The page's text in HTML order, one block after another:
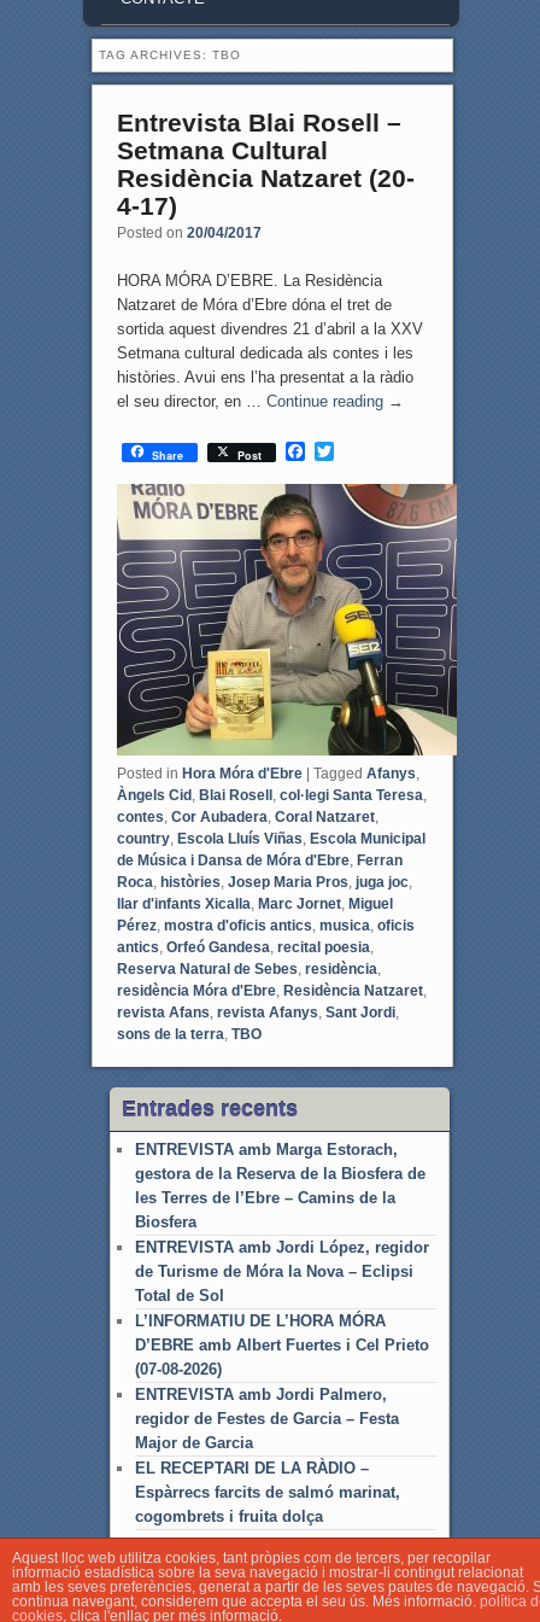
TAG ARCHIVES: TBO
Entrevista Blai Rosell –
Setmana Cultural
Residència Natzaret (20-
4-17)
Posted on 20/04/2017
HORA MÓRA D’EBRE. La Residència
Natzaret de Móra d’Ebre dóna el tret de
sortida aquest divendres 21 d’abril a la XXV
Setmana cultural dedicada als contes i les
històries. Avui ens l’ha presentat a la ràdio
el seu director, en … Continue reading →
Share Post
F
c
e
b
o
o
k
T
i
e
r
Posted in Hora Móra d'Ebre | Tagged Afanys
Àngels Cid, Blai Rosell, col·legi Santa Teresa
contes Cor Aubadera Coral Natzaret,
country, Escola Lluís Viñas Escola Municipal
de Música i Dansa de Móra d'Ebre, Ferran
Roca històries Josep Maria Pros juga joc,
llar d'infants Xicalla Marc Jornet, Miguel
Pérez, mostra d'oficis antics musica oficis
antics Orfeó Gandesa recital poesia
Reserva Natural de Sebes residència
residència Móra d'Ebre, Residència Natzaret,
revista Afans revista Afanys Sant Jordi,
sons de la terra TBO
Entrades recents
ENTREVISTA amb Marga Estorach,
gestora de la Reserva de la Biosfera de
les Terres de l’Ebre – Camins de la
Biosfera
ENTREVISTA amb Jordi López, regidor
de Turisme de Móra la Nova – Eclipsi
Total de Sol
L’INFORMATIU DE L’HORA MÓRA
D’EBRE amb Albert Fuertes i Cel Prieto
(07-08-2026)
ENTREVISTA amb Jordi Palmero,
regidor de Festes de Garcia – Festa
Major de Garcia
EL RECEPTARI DE LA RÀDIO –
Espàrrecs farcits de salmó marinat,
cogombrets i fruita dolça
Aquest lloc web utilitza cookies, tant pròpies com de tercers, per recopilar
informació estadística sobre la seva navegació i mostrar-li contingut relacionat
amb les seves preferències, generat a partir de les seves pautes de navegació.
continua navegant, considerem que accepta el seu ús. Més informació. política
cookies, clica l'enllaç per més informació.